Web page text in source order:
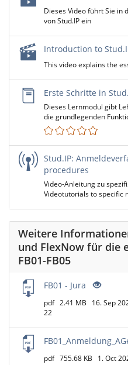
Dieses Video führt Sie in
von Stud.IP ein
Introduction to
This video explains the
Erste Schritte in
Dieses Lernmodul gibt
die grundlegenden
Stud.IP:
procedures
Video-Anleitung zu
Videotutorials to specific
Weitere
und FlexNow für die
FB01-FB05
FB01 - Jura
pdf 2.41 MB 16. Sep
22
pdf 755.68 KB 1. Oct